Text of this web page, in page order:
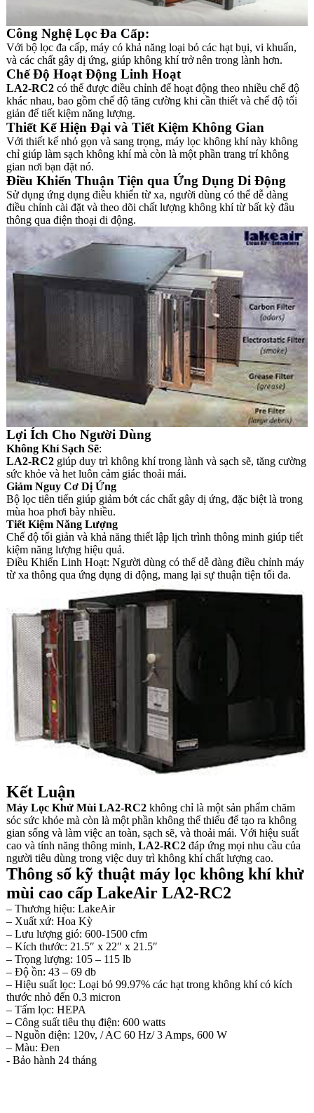
Công Nghệ Lọc Đa Cấp:
Với bộ lọc đa cấp, máy có khả năng loại bỏ các hạt bụi, vi khuẩn,
và các chất gây dị ứng, giúp không khí trở nên trong lành hơn.
Chế Độ Hoạt Động Linh Hoạt
LA2-RC2có thể được điều chỉnh để hoạt động theo nhiều chế độ
khác nhau, bao gồm chế độ tăng cường khi cần thiết và chế độ tối
giản để tiết kiệm năng lượng.
Thiết Kế Hiện Đại và Tiết Kiệm Không Gian
Với thiết kế nhỏ gọn và sang trọng, máy lọc không khí này không
chỉ giúp làm sạch không khí mà còn là một phần trang trí không
gian nơi bạn đặt nó.
Điều Khiển Thuận Tiện qua Ứng Dụng Di Động
Sử dụng ứng dụng điều khiển từ xa, người dùng có thể dễ dàng
điều chỉnh cài đặt và theo dõi chất lượng không khí từ bất kỳ đâu
thông qua điện thoại di động.
Lợi Ích Cho Người Dùng
Không Khí Sạch Sẽ:
LA2-RC2giúp duy trì không khí trong lành và sạch sẽ, tăng cường
sức khỏe và het luôn cảm giác thoải mái.
Giảm Nguy Cơ Dị Ứng
Bộ lọc tiên tiến giúp giảm bớt các chất gây dị ứng, đặc biệt là trong
mùa hoa phơi bày nhiều.
Tiết Kiệm Năng Lượng
Chế độ tối giản và khả năng thiết lập lịch trình thông minh giúp tiết
kiệm năng lượng hiệu quả.
Điều Khiển Linh Hoạt: Người dùng có thể dễ dàng điều chỉnh máy
từ xa thông qua ứng dụng di động, mang lại sự thuận tiện tối đa.
Kết Luận
Máy Lọc Khử Mùi LA2-RC2không chỉ là một sản phẩm chăm
sóc sức khỏe mà còn là một phần không thể thiếu để tạo ra không
gian sống và làm việc an toàn, sạch sẽ, và thoải mái. Với hiệu suất
cao và tính năng thông minh, LA2-RC2 đáp ứng mọi nhu cầu của
người tiêu dùng trong việc duy trì không khí chất lượng cao.
Thông số kỹ thuật máy lọc không khí khử
mùi cao cấp LakeAir LA2-RC2
– Thương hiệu: LakeAir
– Xuất xứ: Hoa Kỳ
– Lưu lượng gió: 600-1500 cfm
– Kích thước: 21.5″ x 22″ x 21.5″
– Trọng lượng: 105 – 115 lb
– Độ ồn: 43 – 69 db
– Hiệu suất lọc: Loại bỏ 99.97% các hạt trong không khí có kích
thước nhỏ đến 0.3 micron
– Tấm lọc: HEPA
– Công suất tiêu thụ điện: 600 watts
– Nguồn điện: 120v, / AC 60 Hz/ 3 Amps, 600 W
– Màu: Đen
- Bảo hành 24 tháng